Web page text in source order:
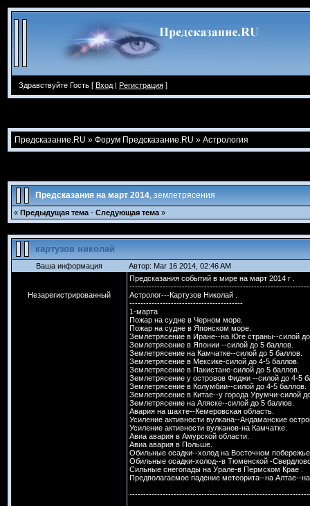
Здравствуйте Гость [ Вход | Регистрация ]
Предсказание.RU » Форум Предсказание.RU » Астрология
Предсказания на март 2014, землетрясения
« Предыдущая тема - Следующая тема »
картузов николай
Ваша информация Автор: Mar 16 2014, 02:46 AM
Незарегистрированный
Предсказания событий в мире на март 2014 г .
Астролог---Картузов Николай .
-----------------------------------------
1-марта
Пожар на судне в Черном море.
Пожар на судне в Японском море.
Землетрясение в Иране--на Юге страны--силой
Землетрясение в Японии --силой до 5 баллов.
Землетрясение на Камчатке--силой до 5 баллов.
Землетрясение в Мексике-силой до 4-5 баллов.
Землетрясение в Пакистане-силой до 5 баллов.
Землетрясение у островов Фиджи --силой до 4-5
Землетрясение в Колумбии--силой до 4-5 баллов.
Землетрясение в Китае--у города Урумчи-силой
Землетрясение на Аляске--силой до 5 баллов.
Авария на шахте--Кемеровская область.
Усиление активности вулкана--Андаманские
Усиление активности вулканов-на Камчатке.
Авиа авария в Амурской области.
Авиа авария в Польше.
Обильные осадки--холод на Восточном
Обильные осадки-холод--в Тюменской -
Сильные снегопады на Урале-в Пермском Крае .
Предполагаемое падение метеорита--на Алтае--